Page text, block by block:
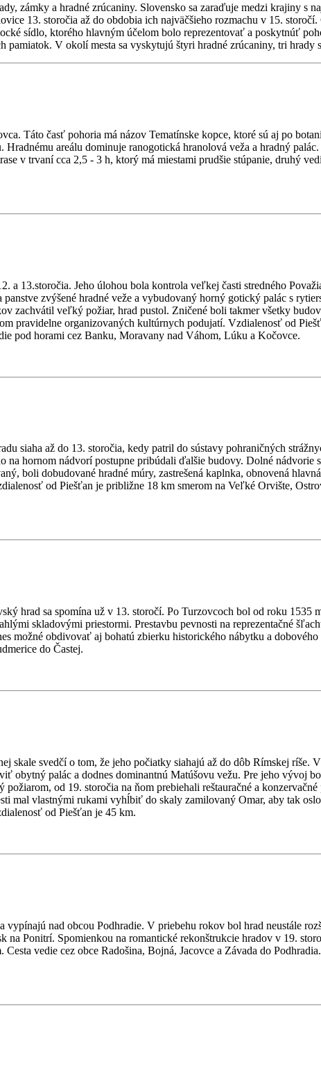
zámky a hradné zrúcaniny. Slovensko sa zaraďuje medzi krajiny s
13. storočia až do obdobia ich najväčšieho rozmachu v 15.
sídlo, ktorého hlavným účelom bolo reprezentovať a poskytnúť
V okolí mesta sa vyskytujú štyri hradné zrúcaniny, tri hrady
Táto časť pohoria má názov Tematínske kopce, ktoré sú aj po
areálu dominuje ranogotická hranolová veža a hradný
v trvaní cca 2,5 - 3 h, ktorý má miestami prudšie stúpanie, druhý
a 13.storočia. Jeho úlohou bola kontrola veľkej časti stredného
zvýšené hradné veže a vybudovaný horný gotický palác s
zachvátil veľký požiar, hrad pustol. Zničené boli takmer všetky
pravidelne organizovaných kultúrnych podujatí. Vzdialenosť od
pod horami cez Banku, Moravany nad Váhom, Lúku a Kočovce.
siaha až do 13. storočia, kedy patril do sústavy pohraničných
na hornom nádvorí postupne pribúdali ďalšie budovy. Dolné
boli dobudované hradné múry, zastrešená kaplnka, obnovená
od Piešťan je približne 18 km smerom na Veľké Orvište,
hrad sa spomína už v 13. storočí. Po Turzovcoch bol od roku 1535
skladovými priestormi. Prestavbu pevnosti na reprezentačné
možné obdivovať aj bohatú zbierku historického nábytku a
do Častej.
skale svedčí o tom, že jeho počiatky siahajú až do dôb Rímskej
obytný palác a dodnes dominantnú Matúšovu vežu. Pre jeho vývoj
od 19. storočia na ňom prebiehali reštauračné a
mal vlastnými rukami vyhĺbiť do skaly zamilovaný Omar, aby tak
od Piešťan je 45 km.
vypínajú nad obcou Podhradie. V priebehu rokov bol hrad neustále
Ponitrí. Spomienkou na romantické rekonštrukcie hradov v 19.
vedie cez obce Radošina, Bojná, Jacovce a Závada do